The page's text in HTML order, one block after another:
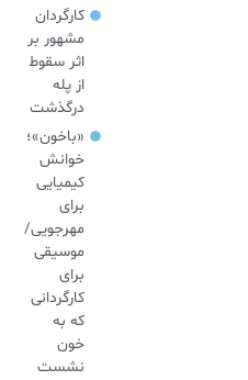
کارگردان
مشهور بر
اثر سقوط
از پله
درگذشت
«باخون»‌؛
خوانش
کیمیایی
برای
مهرجویی/
موسیقی
برای
کارگردانی
که به
خون
نشست